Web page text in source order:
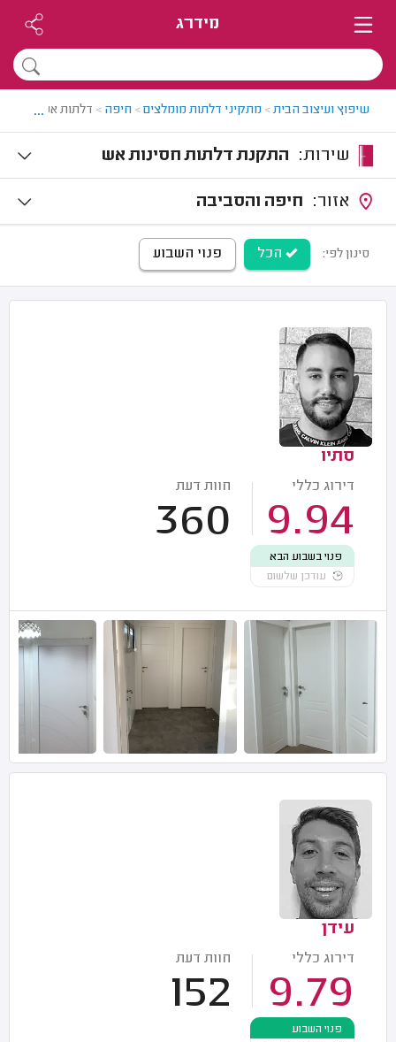
מידרג
שיפוץ ועיצוב הבית> מתקיני דלתות מומלצים> חיפה > דלתות אש בחיפה
...
התקנת דלתות חסינות אש
חיפה והסביבה
סינון לפי: הכל פנוי השבוע
סתיו
דירוג כללי
9.94
חוות דעת
360
פנוי בשבוע הבא
עודכן שלשום
עידן
דירוג כללי
9.79
חוות דעת
152
פנוי השבוע